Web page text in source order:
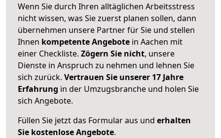
Wenn Sie durch Ihren alltäglichen Arbeitsstress
nicht wissen, was Sie zuerst planen sollen, dann
übernehmen unsere Partner für Sie und stellen
Ihnen kompetente Angebote in Aachen mit
einer Checkliste. Zögern Sie nicht, unsere
Dienste in Anspruch zu nehmen und lehnen Sie
sich zurück. Vertrauen Sie unserer 17 Jahre
Erfahrung in der Umzugsbranche und holen Sie
sich Angebote.
Füllen Sie jetzt das Formular aus und erhalten
Sie kostenlose Angebote.